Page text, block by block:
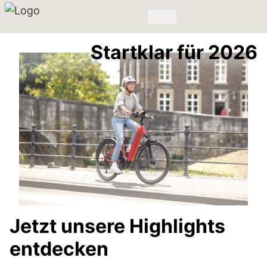
Startklar für 2026
Jetzt unsere Highlights
entdecken